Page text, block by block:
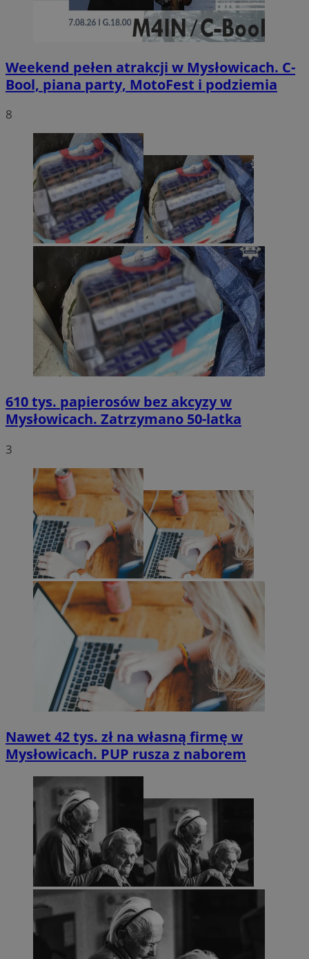
Weekend pełen atrakcji w Mysłowicach. C-
Bool, piana party, MotoFest i podziemia
8
610 tys. papierosów bez akcyzy w
Mysłowicach. Zatrzymano 50-latka
3
Nawet 42 tys. zł na własną firmę w
Mysłowicach. PUP rusza z naborem